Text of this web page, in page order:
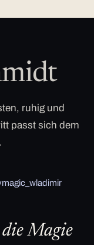
ruhig und
passt sich dem
Magie